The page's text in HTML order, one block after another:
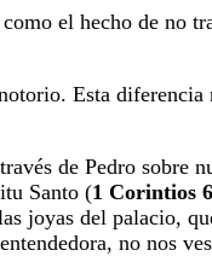
el hecho de no
Esta
de Pedro sobre
Santo (1 Corintios
joyas del palacio,
no nos